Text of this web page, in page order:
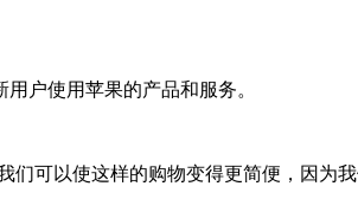
户使用苹果的产品和服务。
们可以使这样的购物变得更简便，因为